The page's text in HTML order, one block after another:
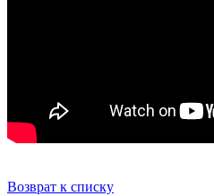
Возврат к списку